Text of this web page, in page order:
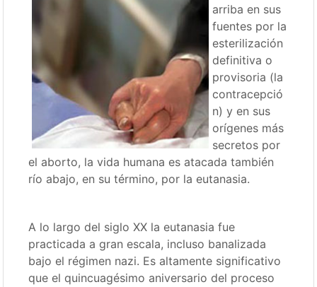
arriba en sus
fuentes por la
esterilización
definitiva o
provisoria (la
contracepció
n) y en sus
orígenes más
secretos por
el aborto, la vida humana es atacada también
río abajo, en su término, por la eutanasia.
A lo largo del siglo XX la eutanasia fue
practicada a gran escala, incluso banalizada
bajo el régimen nazi. Es altamente significativo
que el quincuagésimo aniversario del proceso